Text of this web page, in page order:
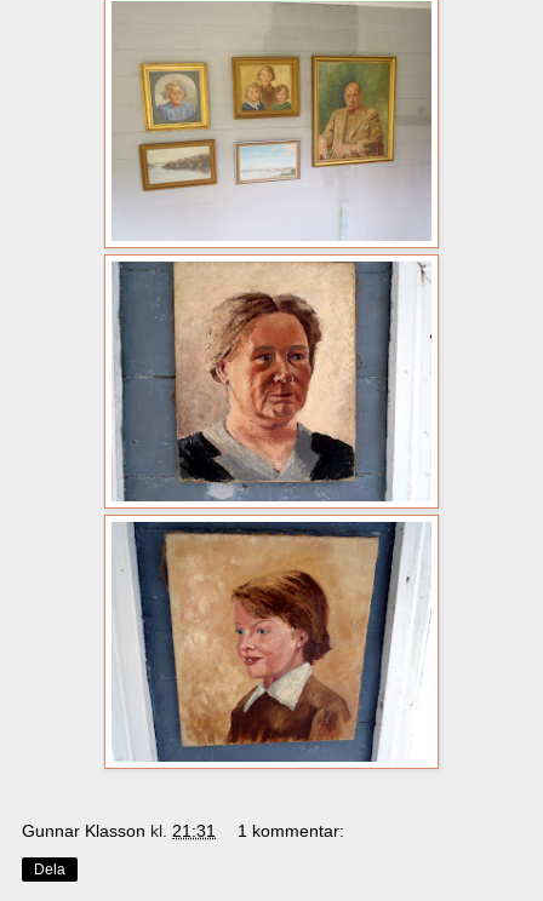
Gunnar Klasson kl. 21:31 1 kommentar:
Dela